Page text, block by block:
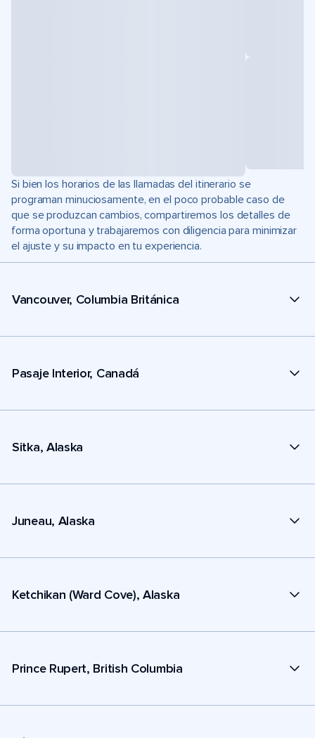
Si bien los horarios de las llamadas del itinerario se
programan minuciosamente, en el poco probable caso de
que se produzcan cambios, compartiremos los detalles de
forma oportuna y trabajaremos con diligencia para minimizar
el ajuste y su impacto en tu experiencia.
Vancouver, Columbia Británica
Pasaje Interior, Canadá
Sitka, Alaska
Juneau, Alaska
Ketchikan (Ward Cove), Alaska
Prince Rupert, British Columbia